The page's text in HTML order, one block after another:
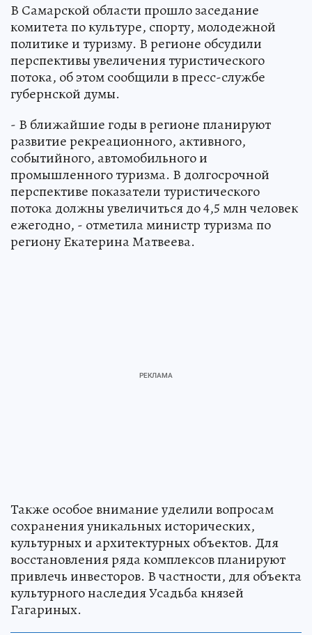
В Самарской области прошло заседание
комитета по культуре, спорту, молодежной
политике и туризму. В регионе обсудили
перспективы увеличения туристического
потока, об этом сообщили в пресс-службе
губернской думы.
- В ближайшие годы в регионе планируют
развитие рекреационного, активного,
событийного, автомобильного и
промышленного туризма. В долгосрочной
перспективе показатели туристического
потока должны увеличиться до 4,5 млн человек
ежегодно, - отметила министр туризма по
региону Екатерина Матвеева.
Также особое внимание уделили вопросам
сохранения уникальных исторических,
культурных и архитектурных объектов. Для
восстановления ряда комплексов планируют
привлечь инвесторов. В частности, для объекта
культурного наследия Усадьба князей
Гагариных.